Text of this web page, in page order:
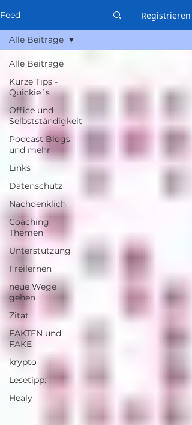
Feed Registrieren
Alle Beiträge
Kurze Tips -
Quickie´s
Office und
Selbstständigkeit
Podcast Blogs
und mehr
Links
Datenschutz
Nachdenklich
Coaching
Themen
Unterstützung
Freilernen
neue Wege
gehen
Zitat
FAKTEN und
FAKE
krypto
Lesetipp:
Healy
Alle Beiträge